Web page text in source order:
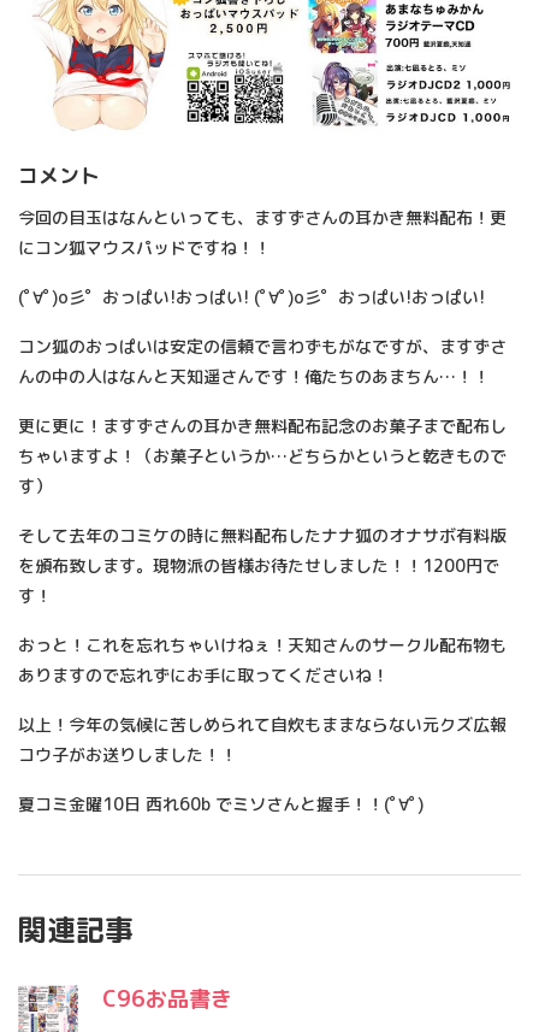
コメント
今回の目玉はなんといっても、ますずさんの耳かき無料配布！更
にコン狐マウスパッドですね！！
(ﾟ∀ﾟ)o彡゜おっぱい!おっぱい! (ﾟ∀ﾟ)o彡゜おっぱい!おっぱい!
コン狐のおっぱいは安定の信頼で言わずもがなですが、ますずさ
んの中の人はなんと天知遥さんです！俺たちのあまちん…！！
更に更に！ますずさんの耳かき無料配布記念のお菓子まで配布し
ちゃいますよ！（お菓子というか…どちらかというと乾きもので
す）
そして去年のコミケの時に無料配布したナナ狐のオナサボ有料版
を頒布致します。現物派の皆様お待たせしました！！1200円で
す！
おっと！これを忘れちゃいけねぇ！天知さんのサークル配布物も
ありますので忘れずにお手に取ってくださいね！
以上！今年の気候に苦しめられて自炊もままならない元クズ広報
コウ子がお送りしました！！
夏コミ金曜10日 西れ60b でミソさんと握手！！(ﾟ∀ﾟ)
関連記事
C96お品書き